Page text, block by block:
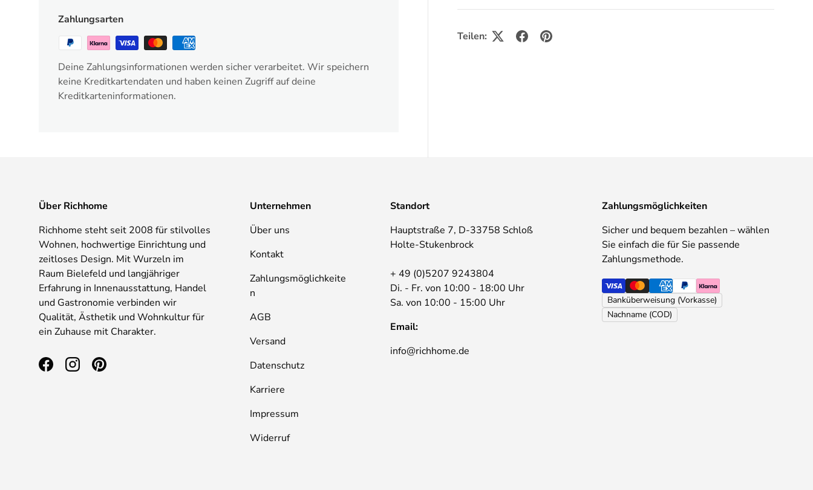
Teilen:
Zahlungsarten
Deine Zahlungsinformationen werden sicher verarbeitet. Wir speichern
keine Kreditkartendaten und haben keinen Zugriff auf deine
Kreditkarteninformationen.
Über Richhome
Richhome steht seit 2008 für stilvolles
Wohnen, hochwertige Einrichtung und
zeitloses Design. Mit Wurzeln im
Raum Bielefeld und langjähriger
Erfahrung in Innenausstattung, Handel
und Gastronomie verbinden wir
Qualität, Ästhetik und Wohnkultur für
ein Zuhause mit Charakter.
FacebookInstagramPinterest
Unternehmen
Über uns
Kontakt
Zahlungsmöglichkeite
n
AGB
Versand
Datenschutz
Karriere
Impressum
Widerruf
Standort
Hauptstraße 7, D-33758 Schloß
Holte-Stukenbrock
+ 49 (0)5207 9243804
Di. - Fr. von 10:00 - 18:00 Uhr
Sa. von 10:00 - 15:00 Uhr
Email:
info@richhome.de
Zahlungsmöglichkeiten
Sicher und bequem bezahlen – wählen
Sie einfach die für Sie passende
Zahlungsmethode.
Banküberweisung (Vorkasse)
Nachname (COD)